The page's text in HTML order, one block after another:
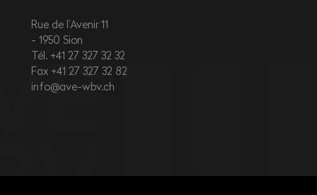
Rue de l’Avenir 11
1950 Sion
Tél. +41 27 327 32 32
Fax +41 27 327 32 82
info@ave-wbv.ch